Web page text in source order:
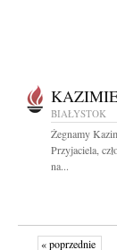
BIAŁYSTOK
Żegnamy
Przyjaciela,
na...
« poprzednie